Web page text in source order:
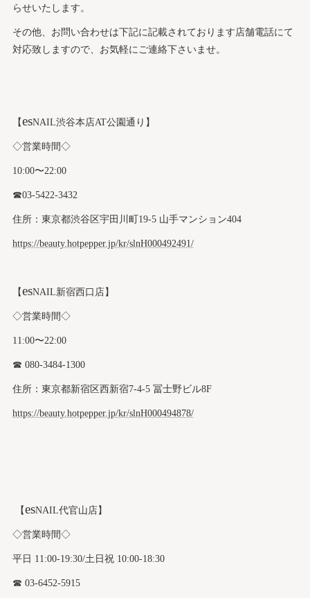
らせいたします。
その他、お問い合わせは下記に記載されております店舗電話にて
対応致しますので、お気軽にご連絡下さいませ。
【esNAIL渋谷本店AT公園通り】
◇営業時間◇
10:00〜22:00
☎︎03-5422-3432
住所：東京都渋谷区宇田川町19-5 山手マンション404
https://beauty.hotpepper.jp/kr/slnH000492491/
【esNAIL新宿西口店】
◇営業時間◇
11:00〜22:00
☎︎ 080-3484-1300
住所：東京都新宿区西新宿7-4-5 冨士野ビル8F
https://beauty.hotpepper.jp/kr/slnH000494878/
【esNAIL代官山店】
◇営業時間◇
平日 11:00-19:30/土日祝 10:00-18:30
☎︎ 03-6452-5915